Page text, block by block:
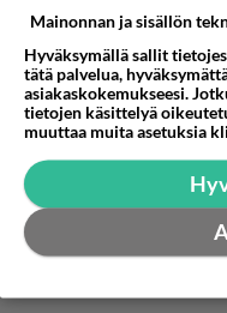
Mainonnan ja sisällön
Hyväksymällä sallit
tätä palvelua,
asiakaskokemukseesi.
tietojen käsittelyä
muuttaa muita asetuksia